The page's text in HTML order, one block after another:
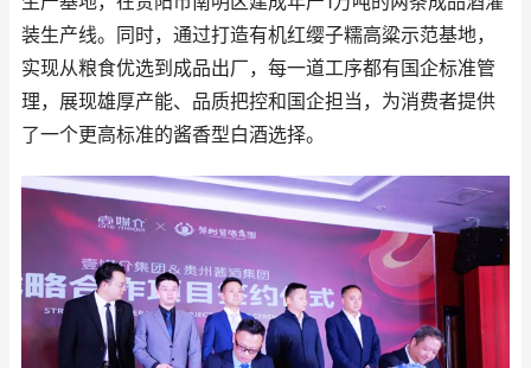
装生产线。同时，通过打造有机红缨子糯高粱示范基地，
实现从粮食优选到成品出厂，每一道工序都有国企标准管
理，展现雄厚产能、品质把控和国企担当，为消费者提供
了一个更高标准的酱香型白酒选择。